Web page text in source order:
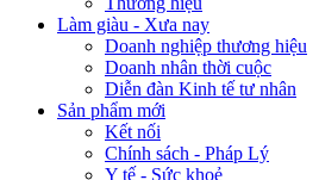
Làm giàu - Xưa nay
Doanh nghiệp thương hiệu
Doanh nhân thời cuộc
Diễn đàn Kinh tế tư nhân
Sản phẩm mới
Kết nối
Chính sách - Pháp Lý
Y tế - Sức khoẻ